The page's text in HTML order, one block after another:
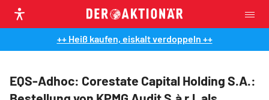
++ Heiß kaufen, eiskalt verdoppeln ++
EQS-Adhoc: Corestate Capital Holding S.A.: